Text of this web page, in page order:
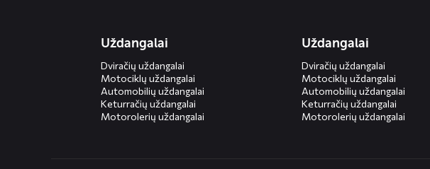
Uždangalai
Dviračių uždangalai
Motociklų uždangalai
Automobilių uždangalai
Keturračių uždangalai
Motorolerių uždangalai
Uždangalai
Dviračių uždangalai
Motociklų uždangalai
Automobilių uždangalai
Keturračių uždangalai
Motorolerių uždangalai